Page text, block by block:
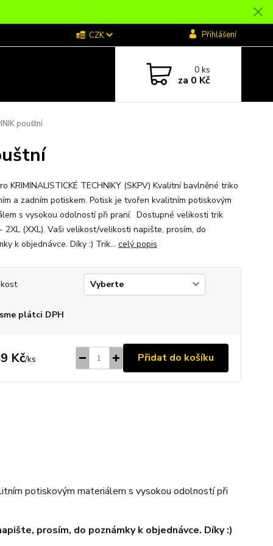
CZK Přihlášení
0ks
za 0 Kč
pouštní
KRIMINALISTICKÉ TECHNIKY (SKPV) Kvalitní bavlněné triko
a zadním potiskem. Potisk je tvořen kvalitním potiskovým
s vysokou odolností při praní. Dostupné velikosti trik
2XL (XXL). Vaši velikost/velikosti napište, prosím, do
k objednávce. Díky :) Trik... celý popis
plátci DPH
Kč/ks Přidat do košíku
potiskovým materiálem s vysokou odolností při
prosím, do poznámky k objednávce. Díky :)